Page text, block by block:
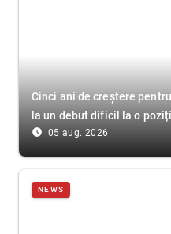
Cinci ani de creștere
la un debut dificil la o
access_time_filled 05 aug. 2026
NEWS